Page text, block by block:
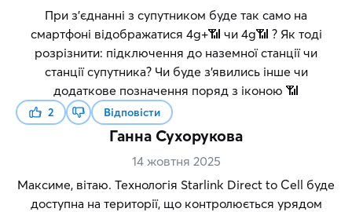
При з'єднанні з супутником буде так само на
смартфоні відображатися 4g+📶 чи 4g📶 ? Як тоді
розрізнити: підключення до наземної станції чи
станції супутника? Чи буде з'явились інше чи
додаткове позначення поряд з іконою 📶
2 Відповісти
Ганна Сухорукова
14 жовтня 2025
Максиме, вітаю. Технологія Starlink Direct to Cell буде
доступна на території, що контролюється урядом